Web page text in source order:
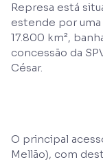
Represa está
estende por
17.800 km²,
concessão da
César.
O principal
Mellão), com